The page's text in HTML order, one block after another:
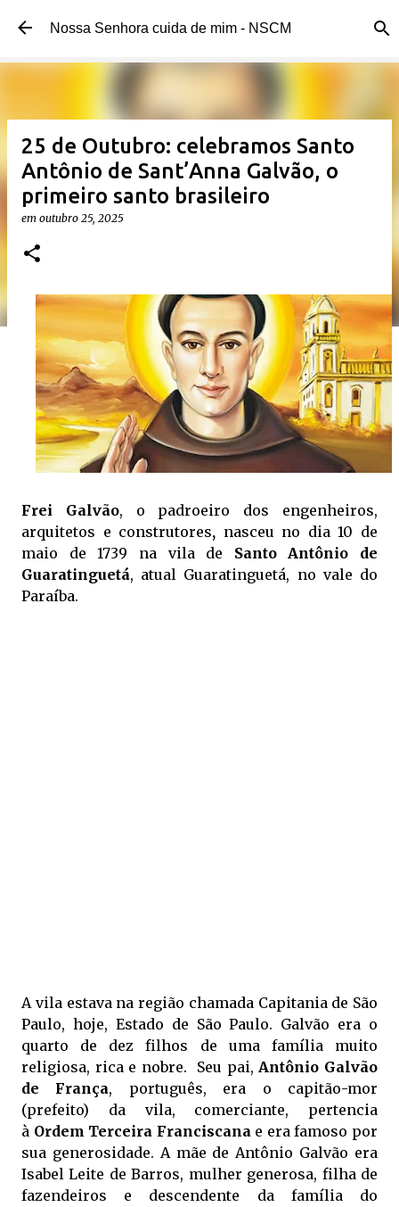
Pular para o conteúdo principal
Nossa Senhora cuida de mim - NSCM
25 de Outubro: celebramos Santo
Antônio de Sant’Anna Galvão, o
primeiro santo brasileiro
em outubro 25, 2025
Frei Galvão, o padroeiro dos engenheiros,
arquitetos e construtores, nasceu no dia 10 de
maio de 1739 na vila de Santo Antônio de
Guaratinguetá, atual Guaratinguetá, no vale do
Paraíba.
A vila estava na região chamada Capitania de São
Paulo, hoje, Estado de São Paulo. Galvão era o
quarto de dez filhos de uma família muito
religiosa, rica e nobre. Seu pai,Antônio Galvão
de França, português, era o capitão-mor
(prefeito) da vila, comerciante, pertencia
à Ordem Terceira Franciscanae era famoso por
sua generosidade. A mãe de Antônio Galvão era
Isabel Leite de Barros, mulher generosa, filha de
fazendeiros e descendente da família do